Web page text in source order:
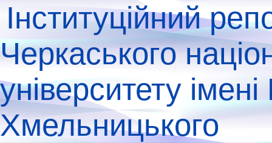
Інституційний
Черкаського
університету
Хмельницького